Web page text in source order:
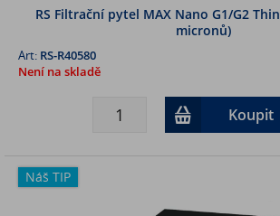
RS Filtrační pytel MAX Nano G1/G2
micronů)
Art: RS-R40580
Není na skladě
Koupit
Náš TIP